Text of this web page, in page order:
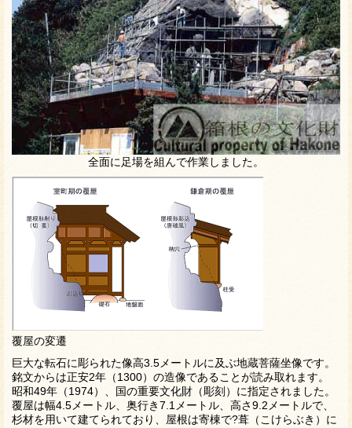
全面に足場を組んで作業しました。
覆屋の変遷
巨大な転石に彫られた像高3.5メートルに及ぶ地蔵菩薩坐像です。
銘文からは正安2年（1300）の造像であることが読み取れます。
昭和49年（1974）、国の重要文化財（彫刻）に指定されました。
覆屋は幅4.5メートル、奥行き7.1メートル、高さ9.2メートルで、
杉材を用いて建てられており、屋根は寄棟で?葺（こけらぶき）に